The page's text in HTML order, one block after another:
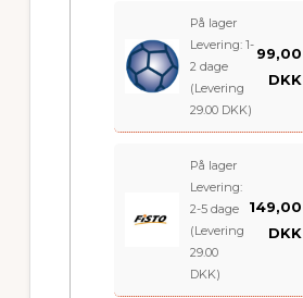
På lager
Levering: 1-
2 dage
(Levering
29.00 DKK)
99,00
DKK
På lager
Levering:
2-5 dage
(Levering
29.00
DKK)
149,00
DKK